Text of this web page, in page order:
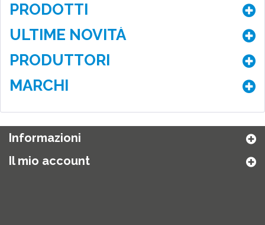
PRODOTTI
ULTIME NOVITÀ
PRODUTTORI
MARCHI
Informazioni
Il mio account